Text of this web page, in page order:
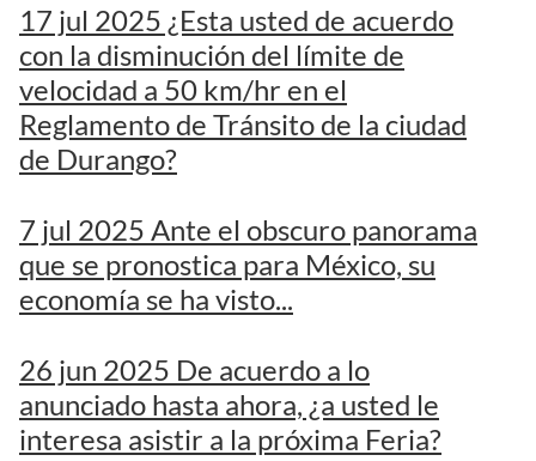
17 jul 2025 ¿Esta usted de acuerdo
con la disminución del límite de
velocidad a 50 km/hr en el
Reglamento de Tránsito de la ciudad
de Durango?
7 jul 2025 Ante el obscuro panorama
que se pronostica para México, su
economía se ha visto...
26 jun 2025 De acuerdo a lo
anunciado hasta ahora, ¿a usted le
interesa asistir a la próxima Feria?